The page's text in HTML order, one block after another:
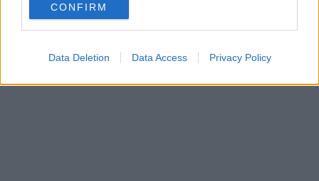
CONFIRM
Data Deletion Data Access Privacy Policy